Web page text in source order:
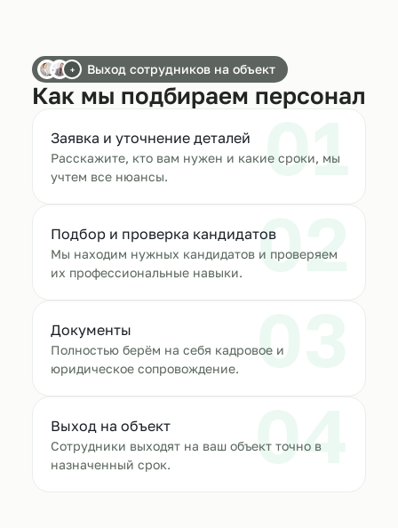
+ Выход сотрудников на объект
Как мы подбираем персонал
01
Заявка и уточнение деталей
Расскажите, кто вам нужен и какие сроки, мы
учтем все нюансы.
02
Подбор и проверка кандидатов
Мы находим нужных кандидатов и проверяем
их профессиональные навыки.
03
Документы
Полностью берём на себя кадровое и
юридическое сопровождение.
04
Выход на объект
Сотрудники выходят на ваш объект точно в
назначенный срок.